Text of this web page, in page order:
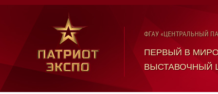
ФГАУ «ЦЕНТРАЛЬНЫЙ
ПЕРВЫЙ В
ВЫСТАВОЧНЫЙ